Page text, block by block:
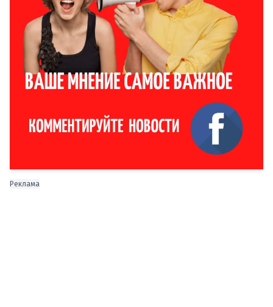
Реклама